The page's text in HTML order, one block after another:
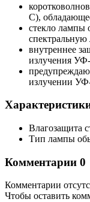
С),
стекло лампы
внутреннее
излучения
излучении
Влагозащита
Тип лампы
Комментарии 0
Комментарии
Чтобы оставить